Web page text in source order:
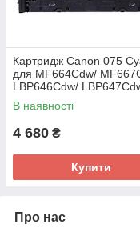
Картридж Canon 075
для MF664Cdw/
LBP646Cdw/
(6364C002AA)
В наявності
4 680 ₴
Купити
Про нас